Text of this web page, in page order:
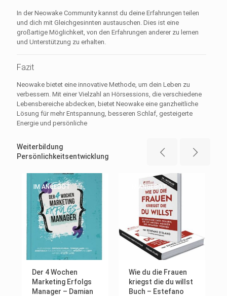
In der Neowake Community kannst du deine Erfahrungen teilen
und dich mit Gleichgesinnten austauschen. Dies ist eine
großartige Möglichkeit, von den Erfahrungen anderer zu lernen
und Unterstützung zu erhalten.
Fazit
Neowake bietet eine innovative Methode, um dein Leben zu
verbessern. Mit einer Vielzahl an Hörsessions, die verschiedene
Lebensbereiche abdecken, bietet Neowake eine ganzheitliche
Lösung für mehr Entspannung, besseren Schlaf, gesteigerte
Energie und persönliche
Weiterbildung
Persönlichkeitsentwicklung
IM ANGEBOT
Der 4 Wochen
Marketing Erfolgs
Manager – Damian
IM ANGEBOT
Wie du die Frauen
kriegst die du willst
Buch – Estefano